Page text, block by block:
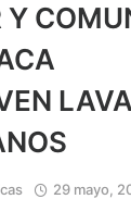
Y
29 mayo,